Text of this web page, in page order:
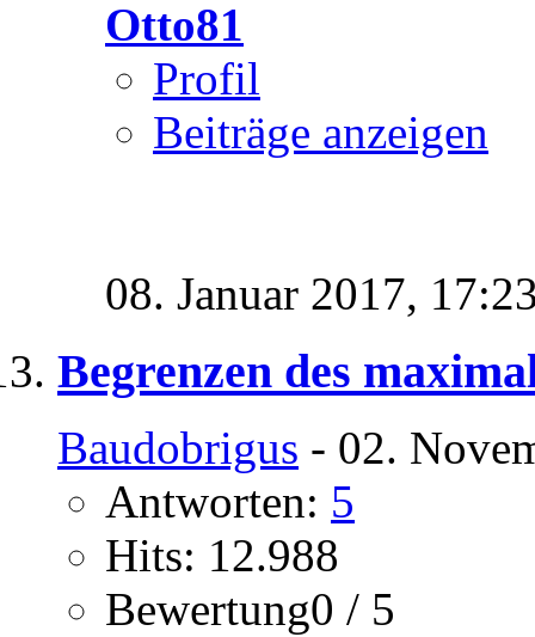
Otto81
Profil
Beiträge anzeigen
08. Januar 2017,
Begrenzen des
Baudobrigus - 02.
Antworten: 5
Hits: 12.988
Bewertung0 / 5